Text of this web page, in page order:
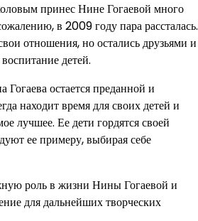
принес Нине Гогаевой много
в 2009 году пара рассталась.
отношения, но остались друзьями и
детей.
Гогаева остается преданной и
находит время для своих детей и
лучшее. Ее дети гордятся своей
ее примеру, выбирая себе
роль в жизни Нины Гогаевой и
для дальнейших творческих